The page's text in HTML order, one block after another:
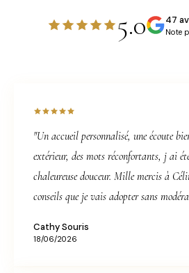
5.0 47
Note
"Un accueil personnalisé, une écoute
extérieur, des mots réconfortants, j ai
chaleureuse douceur. Mille mercis à
conseils que je vais adopter sans
Cathy Souris
18/06/2026